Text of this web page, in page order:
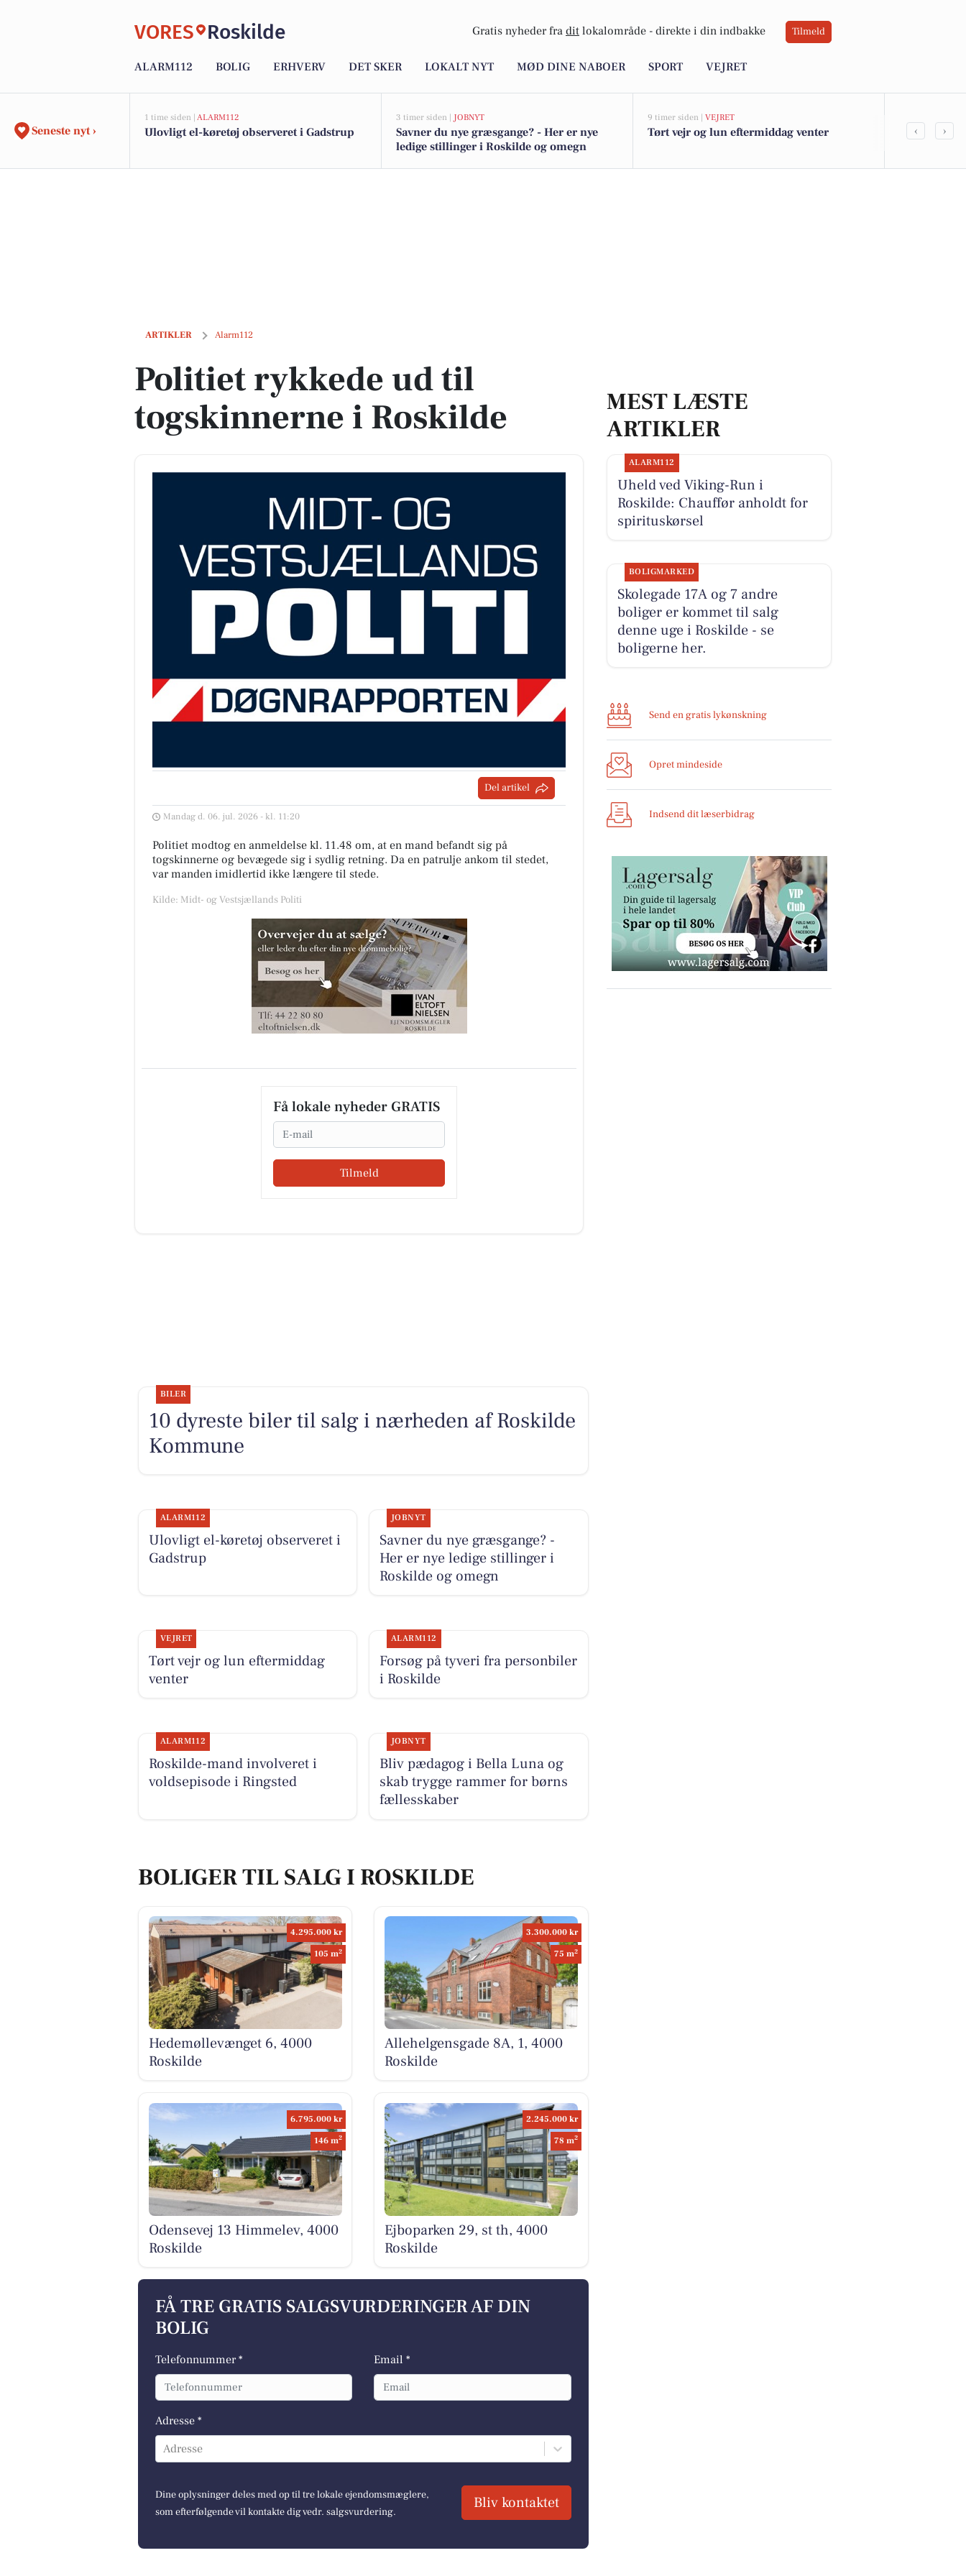
VORES Roskilde Gratis nyheder fra dit lokalområde - direkte i din indbakke Tilmeld
ALARM112 BOLIG ERHVERV DET SKER LOKALT NYT MØD DINE NABOER SPORT VEJRET
Seneste nyt ›
1 time siden | ALARM112
Ulovligt el-køretøj observeret i Gadstrup
3 timer siden | JOBNYT
Savner du nye græsgange? - Her er nye
ledige stillinger i Roskilde og omegn
9 timer siden | VEJRET
Tørt vejr og lun eftermiddag venter Forsøg på
‹ ›
ARTIKLER Alarm112
Politiet rykkede ud til togskinnerne i Roskilde
Politiet rykkede ud til
togskinnerne i Roskilde
Del artikel
Mandag d. 06. jul. 2026 - kl. 11:20
Politiet modtog en anmeldelse kl. 11.48 om, at en mand befandt sig på
togskinnerne og bevægede sig i sydlig retning. Da en patrulje ankom til stedet,
var manden imidlertid ikke længere til stede.
Kilde: Midt- og Vestsjællands Politi
Få lokale nyheder GRATIS
Email
Tilmeld
MEST LÆSTE
ARTIKLER
ALARM112
Uheld ved Viking-Run i
Roskilde: Chauffør anholdt for
spirituskørsel
BOLIGMARKED
Skolegade 17A og 7 andre
boliger er kommet til salg
denne uge i Roskilde - se
boligerne her.
Send en gratis lykønskning
Opret mindeside
Indsend dit læserbidrag
BILER
10 dyreste biler til salg i nærheden af Roskilde
Kommune
ALARM112
Ulovligt el-køretøj observeret i
Gadstrup
JOBNYT
Savner du nye græsgange? -
Her er nye ledige stillinger i
Roskilde og omegn
VEJRET
Tørt vejr og lun eftermiddag
venter
ALARM112
Forsøg på tyveri fra personbiler
i Roskilde
ALARM112
Roskilde-mand involveret i
voldsepisode i Ringsted
JOBNYT
Bliv pædagog i Bella Luna og
skab trygge rammer for børns
fællesskaber
BOLIGER TIL SALG I ROSKILDE
4.295.000 kr
105 m2
Hedemøllevænget 6, 4000
Roskilde
3.300.000 kr
75 m2
Allehelgensgade 8A, 1, 4000
Roskilde
6.795.000 kr
146 m2
Odensevej 13 Himmelev, 4000
Roskilde
2.245.000 kr
78 m2
Ejboparken 29, st th, 4000
Roskilde
FÅ TRE GRATIS SALGSVURDERINGER AF DIN
BOLIG
Telefonnummer * Email *
Adresse *
Adresse
Dine oplysninger deles med op til tre lokale ejendomsmæglere,
som efterfølgende vil kontakte dig vedr. salgsvurdering.
Bliv kontaktet